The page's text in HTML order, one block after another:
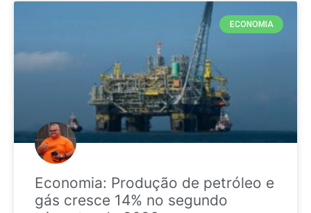
ECONOMIA
Economia: Produção de petróleo e
gás cresce 14% no segundo